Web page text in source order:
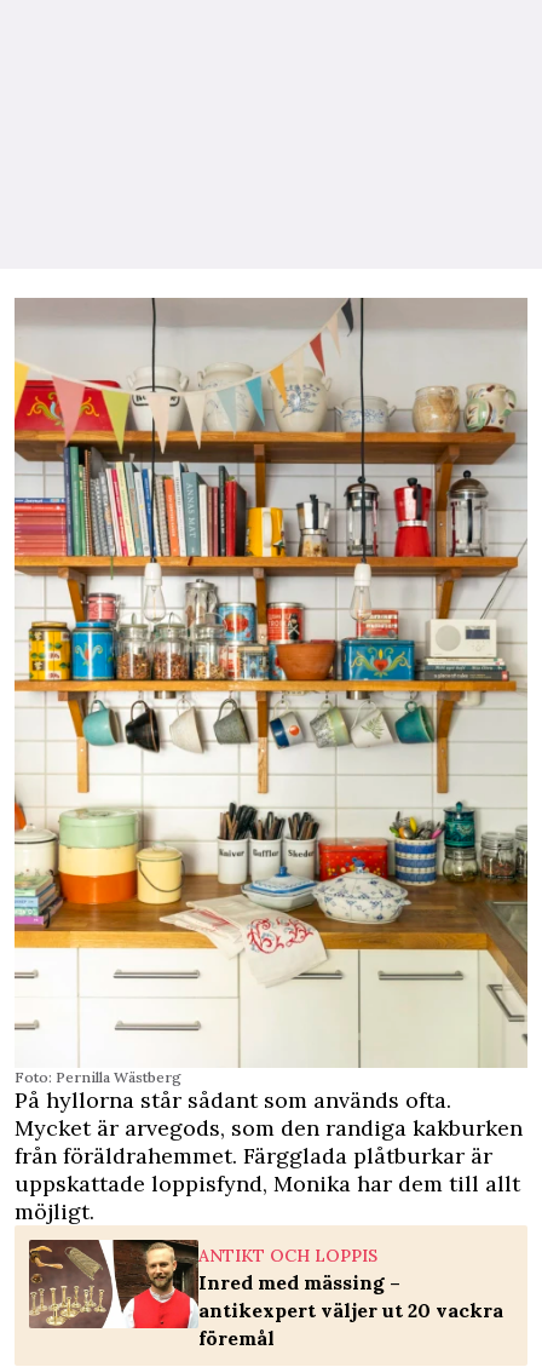
Foto: Pernilla Wästberg
På hyllorna står sådant som används ofta.
Mycket är arvegods, som den randiga kakburken
från föräldrahemmet. Färgglada plåtburkar är
uppskattade loppisfynd, Monika har dem till allt
möjligt.
ANTIKT OCH LOPPIS
Inred med mässing –
antikexpert väljer ut 20 vackra
föremål